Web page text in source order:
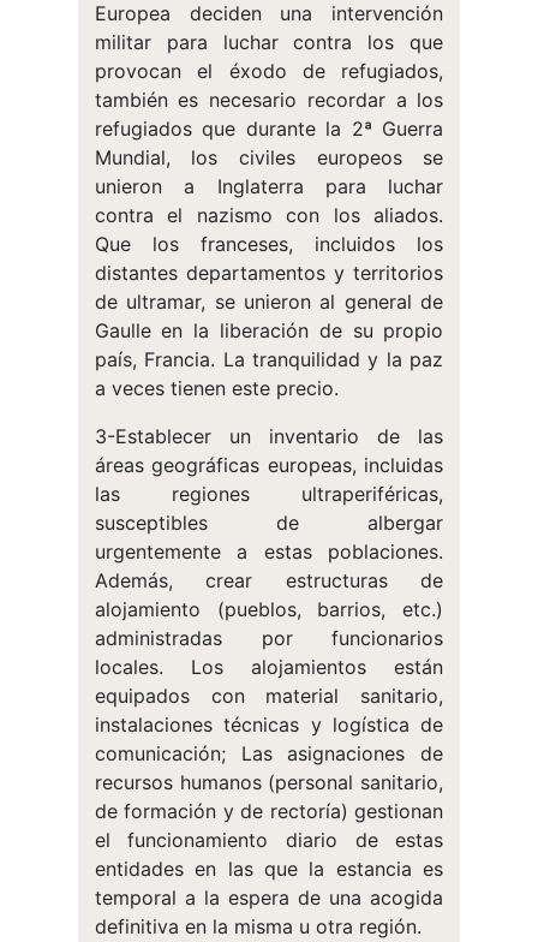
Europea deciden una intervención
militar para luchar contra los que
provocan el éxodo de refugiados,
también es necesario recordar a los
refugiados que durante la 2ª Guerra
Mundial, los civiles europeos se
unieron a Inglaterra para luchar
contra el nazismo con los aliados.
Que los franceses, incluidos los
distantes departamentos y territorios
de ultramar, se unieron al general de
Gaulle en la liberación de su propio
país, Francia. La tranquilidad y la paz
a veces tienen este precio.
3-Establecer un inventario de las
áreas geográficas europeas, incluidas
las regiones ultraperiféricas,
susceptibles de albergar
urgentemente a estas poblaciones.
Además, crear estructuras de
alojamiento (pueblos, barrios, etc.)
administradas por funcionarios
locales. Los alojamientos están
equipados con material sanitario,
instalaciones técnicas y logística de
comunicación; Las asignaciones de
recursos humanos (personal sanitario,
de formación y de rectoría) gestionan
el funcionamiento diario de estas
entidades en las que la estancia es
temporal a la espera de una acogida
definitiva en la misma u otra región.